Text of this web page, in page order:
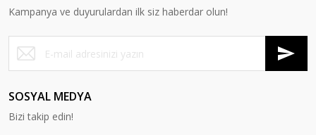
Kampanya ve duyurulardan ilk siz haberdar olun!
SOSYAL MEDYA
Bizi takip edin!